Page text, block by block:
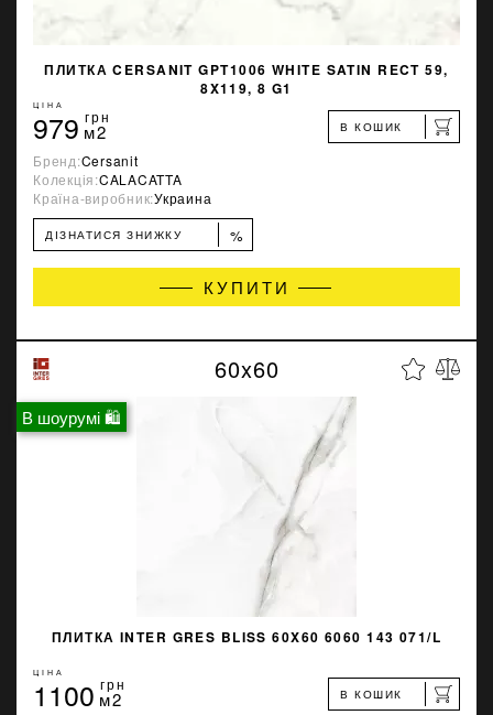
ПЛИТКА CERSANIT GPT1006 WHITE SATIN RECT 59,
8X119, 8 G1
ЦІНА
979 грн
м2 В КОШИК
Бренд:Cersanit
Колекція:CALACATTA
Країна-виробник:Украина
ДІЗНАТИСЯ ЗНИЖКУ %
КУПИТИ
В шоурумі 🛍
60x60
ПЛИТКА INTER GRES BLISS 60X60 6060 143 071/L
ЦІНА
1100 грн
м2 В КОШИК